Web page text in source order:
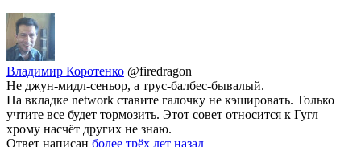
Владимир Коротенко @firedragon
Не джун-мидл-сеньор, а трус-балбес-бывалый.
На вкладке network ставите галочку не кэшировать. Только
учтите все будет тормозить. Этот совет относится к Гугл
хрому насчёт других не знаю.
Ответ написан более трёх лет назад